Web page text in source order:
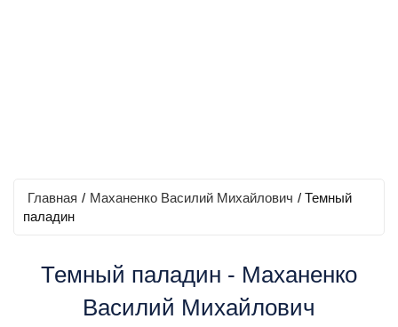
Главная / Маханенко Василий Михайлович / Темный
паладин
Темный паладин - Маханенко
Василий Михайлович